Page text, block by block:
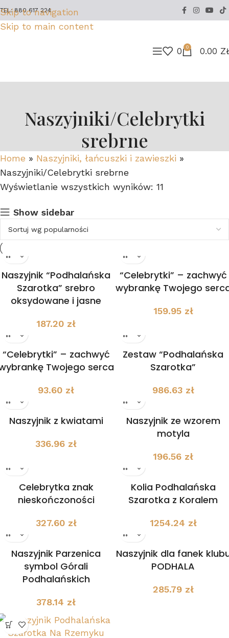
Skip to navigation
Skip to main content
TEL: 880 617 224
0 0 0.00
Naszyjniki/Celebrytki
srebrne
Home » Naszyjniki, łańcuszki i zawieszki »
Naszyjniki/Celebrytki srebrne
Wyświetlanie wszystkich wyników: 11
Show sidebar
Naszyjnik “Podhalańska
Szarotka” srebro
oksydowane i jasne
187.20 zł
“Celebrytki” – zachwyć
wybrankę Twojego
159.95 zł
“Celebrytki” – zachwyć
Twojego serca
93.60 zł
Zestaw “Podhalańska
Szarotka”
986.63 zł
Naszyjnik z kwiatami
336.96 zł
Naszyjnik ze wzorem
motyla
196.56 zł
Celebrytka znak
nieskończoności
327.60 zł
Kolia Podhalańska
Szarotka z Koralem
1254.24 zł
Naszyjnik Parzenica
symbol Górali
Podhalańskich
378.14 zł
Naszyjnik dla fanek
PODHALA
285.79 zł